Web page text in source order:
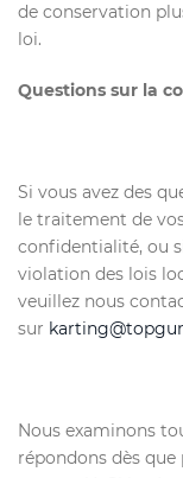
de conservation
loi.
Questions sur la
Si vous avez des
le traitement de
confidentialité, ou
violation des lois
veuillez nous
sur
Nous examinons
répondons dès